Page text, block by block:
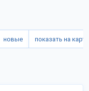
новые показать на карте